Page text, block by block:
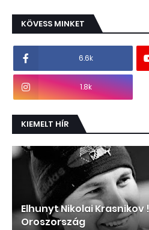
KÖVESS MINKET
6.6k
1.8k
KIEMELT HÍR
Elhunyt Nikolai Krasnikov
Oroszország